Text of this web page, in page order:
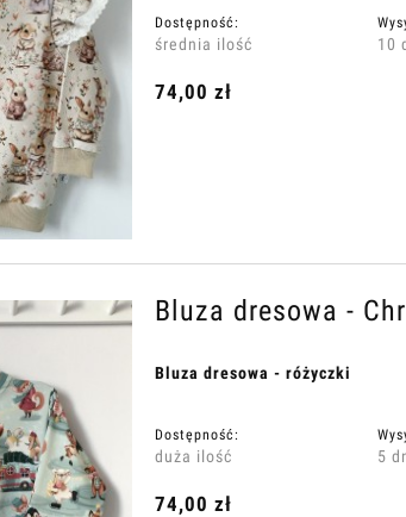
Dostępność:
średnia ilość 10
74,00 zł
Bluza dresowa -
Bluza dresowa - różyczki
Dostępność:
duża ilość 5
74,00 zł